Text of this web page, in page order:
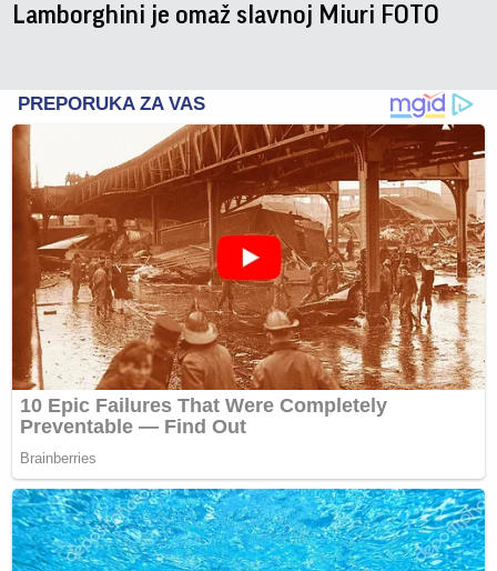
Lamborghini je omaž slavnoj Miuri FOTO